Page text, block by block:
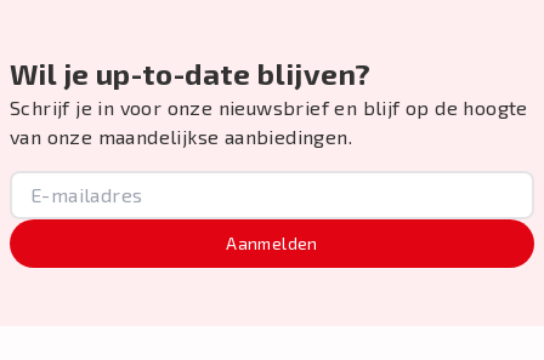
Wil je up-to-date blijven?
Schrijf je in voor onze nieuwsbrief en blijf op de hoogte
van onze maandelijkse aanbiedingen.
Aanmelden